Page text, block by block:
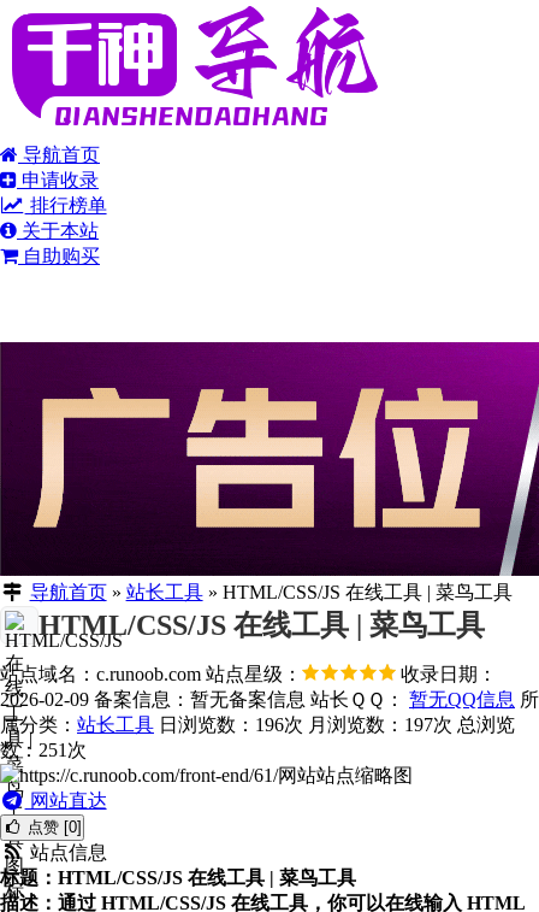
导航首页
申请收录
排行榜单
关于本站
自助购买
导航首页» 站长工具» HTML/CSS/JS 在线工具 | 菜鸟工具
HTML/CSS/JS 在线工具 | 菜鸟工具
站点域名：c.runoob.com 站点星级：
收录日期：
2026-02-09 备案信息： 暂无备案信息 站长ＱＱ： 暂无QQ信息 所
属分类： 站长工具 日浏览数：196次 月浏览数：197次 总浏览
数：251次
网站直达
点赞 [0]
站点信息
标题：HTML/CSS/JS 在线工具 | 菜鸟工具
描述：通过 HTML/CSS/JS 在线工具，你可以在线输入 HTML